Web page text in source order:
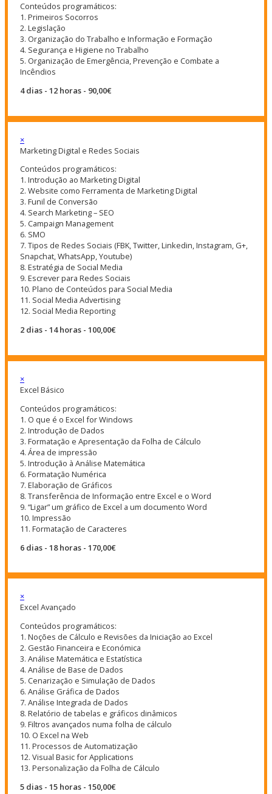
Conteúdos programáticos:
1. Primeiros Socorros
2. Legislação
3. Organização do Trabalho e Informação e Formação
4. Segurança e Higiene no Trabalho
5. Organização de Emergência, Prevenção e Combate a
Incêndios
4 dias - 12 horas - 90,00€
×
Marketing Digital e Redes Sociais
Conteúdos programáticos:
1. Introdução ao Marketing Digital
2. Website como Ferramenta de Marketing Digital
3. Funil de Conversão
4. Search Marketing – SEO
5. Campaign Management
6. SMO
7. Tipos de Redes Sociais (FBK, Twitter, Linkedin, Instagram, G+,
Snapchat, WhatsApp, Youtube)
8. Estratégia de Social Media
9. Escrever para Redes Sociais
10. Plano de Conteúdos para Social Media
11. Social Media Advertising
12. Social Media Reporting
2 dias - 14 horas - 100,00€
×
Excel Básico
Conteúdos programáticos:
1. O que é o Excel for Windows
2. Introdução de Dados
3. Formatação e Apresentação da Folha de Cálculo
4. Área de impressão
5. Introdução à Análise Matemática
6. Formatação Numérica
7. Elaboração de Gráficos
8. Transferência de Informação entre Excel e o Word
9. “Ligar” um gráfico de Excel a um documento Word
10. Impressão
11. Formatação de Caracteres
6 dias - 18 horas - 170,00€
×
Excel Avançado
Conteúdos programáticos:
1. Noções de Cálculo e Revisões da Iniciação ao Excel
2. Gestão Financeira e Económica
3. Análise Matemática e Estatística
4. Análise de Base de Dados
5. Cenarização e Simulação de Dados
6. Análise Gráfica de Dados
7. Análise Integrada de Dados
8. Relatório de tabelas e gráficos dinâmicos
9. Filtros avançados numa folha de cálculo
10. O Excel na Web
11. Processos de Automatização
12. Visual Basic for Applications
13. Personalização da Folha de Cálculo
5 dias - 15 horas - 150,00€